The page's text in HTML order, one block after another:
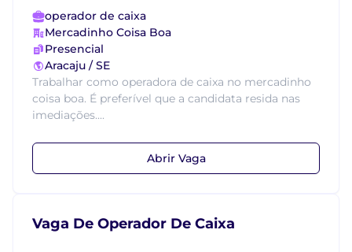
operador de caixa
Mercadinho Coisa Boa
Presencial
Aracaju / SE
Trabalhar como operadora de caixa no mercadinho
coisa boa. É preferível que a candidata resida nas
imediações....
Abrir Vaga
Vaga De Operador De Caixa